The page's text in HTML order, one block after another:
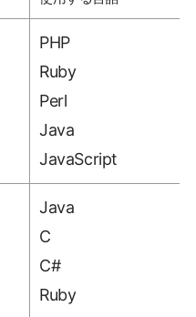
PHP
Ruby
Perl
Java
JavaScript
Java
C
C#
Ruby